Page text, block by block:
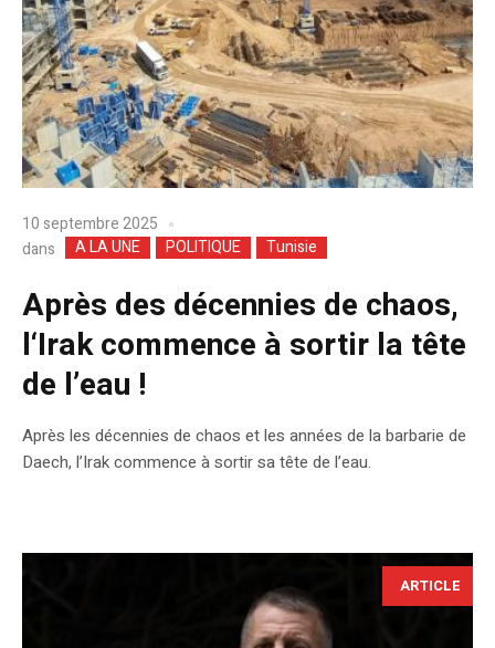
10 septembre 2025
dans
A LA UNE POLITIQUE Tunisie
Après des décennies de chaos,
l‘Irak commence à sortir la tête
de l’eau !
Après les décennies de chaos et les années de la barbarie de
Daech, l’Irak commence à sortir sa tête de l’eau.
ARTICLE